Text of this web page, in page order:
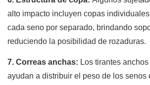
alto impacto incluyen copas
cada seno por separado, brindando
reduciendo la posibilidad de rozaduras.
7. Correas anchas: Los tirantes
ayudan a distribuir el peso de los senos